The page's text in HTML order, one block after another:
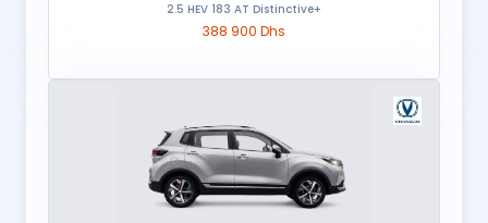
2.5 HEV 183 AT Distinctive+
388 900 Dhs